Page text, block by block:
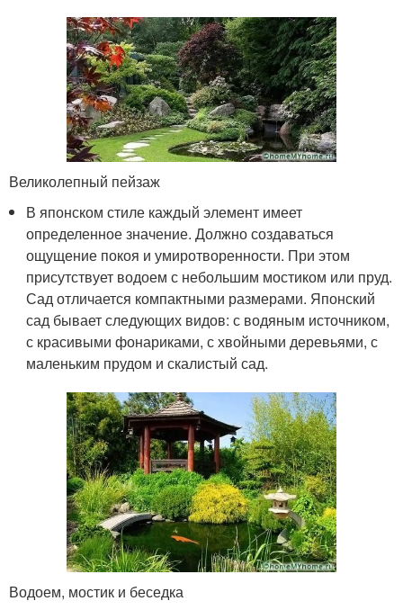
Великолепный пейзаж
В японском стиле каждый элемент имеет
определенное значение. Должно создаваться
ощущение покоя и умиротворенности. При этом
присутствует водоем с небольшим мостиком или пруд.
Сад отличается компактными размерами. Японский
сад бывает следующих видов: с водяным источником,
с красивыми фонариками, с хвойными деревьями, с
маленьким прудом и скалистый сад.
Водоем, мостик и беседка